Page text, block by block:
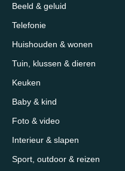
Beeld & geluid
Telefonie
Huishouden & wonen
Tuin, klussen & dieren
Keuken
Baby & kind
Foto & video
Interieur & slapen
Sport, outdoor & reizen